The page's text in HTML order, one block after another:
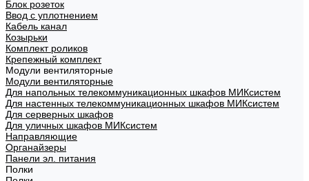
Блок розеток
Ввод с уплотнением
Кабель канал
Козырьки
Комплект роликов
Крепежный комплект
Модули вентиляторные
Модули вентиляторные
Для напольных телекоммуникационных шкафов МИКсистем
Для настенных телекоммуникационных шкафов МИКсистем
Для серверных шкафов
Для уличных шкафов МИКсистем
Направляющие
Органайзеры
Панели эл. питания
Полки